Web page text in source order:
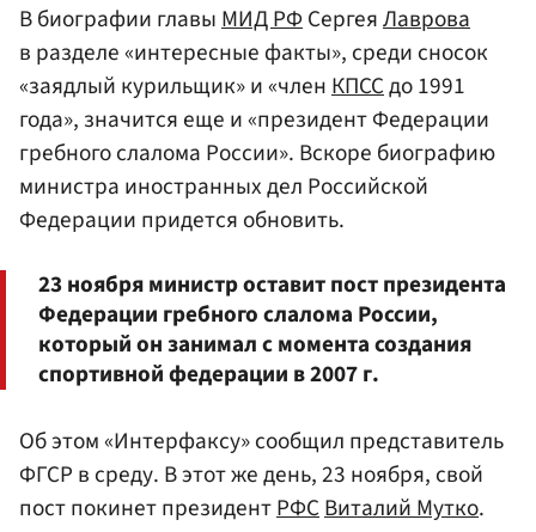
В биографии главы МИД РФСергеяЛаврова
в разделе «интересные факты», среди сносок
«заядлый курильщик» и «член КПССдо 1991
года», значится еще и «президент Федерации
гребного слалома России». Вскоре биографию
министра иностранных дел Российской
Федерации придется обновить.
23 ноября министр оставит пост президента
Федерации гребного слалома России,
который он занимал с момента создания
спортивной федерации в 2007 г.
Об этом «Интерфаксу» сообщил представитель
ФГСР в среду. В этот же день, 23 ноября, свой
пост покинет президентРФСВиталий Мутко.